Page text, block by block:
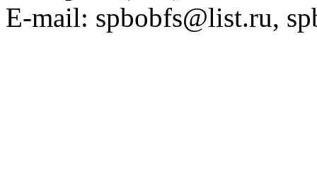
E-mail: spbobfs@list.ru,